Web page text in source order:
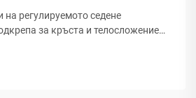
регулируемото седене
за кръста и телосложение
офис столове, на които